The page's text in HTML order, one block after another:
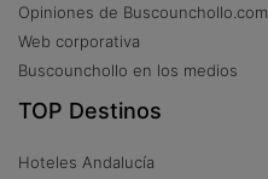
Opiniones de Buscounchollo.com
Web corporativa
Buscounchollo en los medios
TOP Destinos
Hoteles Andalucía